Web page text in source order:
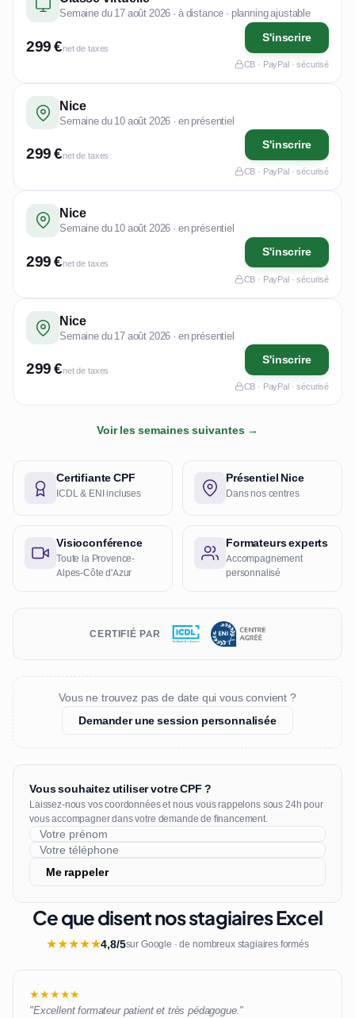
Semaine du 17 août 2026 · à distance · planning ajustable
299 €net de taxes
S'inscrire
CB · PayPal · sécurisé
Nice
Semaine du 10 août 2026 · en présentiel
299 €net de taxes
S'inscrire
CB · PayPal · sécurisé
Nice
Semaine du 10 août 2026 · en présentiel
299 €net de taxes
S'inscrire
CB · PayPal · sécurisé
Nice
Semaine du 17 août 2026 · en présentiel
299 €net de taxes
S'inscrire
CB · PayPal · sécurisé
Voir les semaines suivantes →
Certifiante CPF
ICDL & ENI incluses
Présentiel Nice
Dans nos centres
Visioconférence
Toute la Provence-
Alpes-Côte d'Azur
Formateurs experts
Accompagnement
personnalisé
CERTIFIÉ PAR
Vous ne trouvez pas de date qui vous convient ?
Demander une session personnalisée
Vous souhaitez utiliser votre CPF ?
Laissez-nous vos coordonnées et nous vous rappelons sous 24h pour
vous accompagner dans votre demande de financement.
Me rappeler
Ce que disent nos stagiaires Excel
★★★★★4,8/5sur Google · de nombreux stagiaires formés
★★★★★
"Excellent formateur patient et très pédagogue."